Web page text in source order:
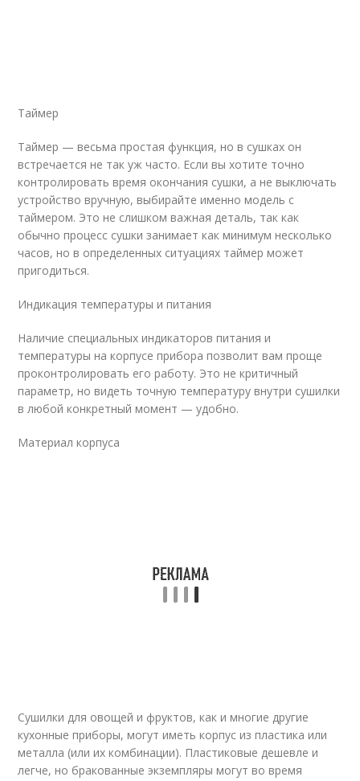
Таймер
Таймер — весьма простая функция, но в сушках он
встречается не так уж часто. Если вы хотите точно
контролировать время окончания сушки, а не выключать
устройство вручную, выбирайте именно модель с
таймером. Это не слишком важная деталь, так как
обычно процесс сушки занимает как минимум несколько
часов, но в определенных ситуациях таймер может
пригодиться.
Индикация температуры и питания
Наличие специальных индикаторов питания и
температуры на корпусе прибора позволит вам проще
проконтролировать его работу. Это не критичный
параметр, но видеть точную температуру внутри сушилки
в любой конкретный момент — удобно.
Материал корпуса
Сушилки для овощей и фруктов, как и многие другие
кухонные приборы, могут иметь корпус из пластика или
металла (или их комбинации). Пластиковые дешевле и
легче, но бракованные экземпляры могут во время